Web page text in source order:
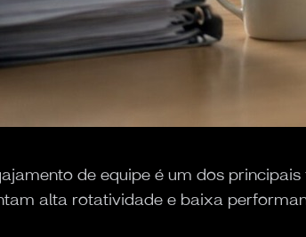
de equipe é um dos
alta rotatividade e baixa